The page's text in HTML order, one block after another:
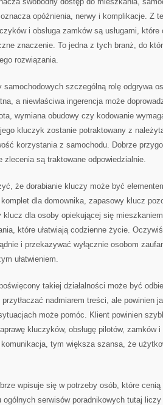
opóźnienia, nerwy i komplikacje. Z
i obsługa zamków są usługami,
znaczenie. To jedna z tych branż, do
rozwiązania.
samochodowych szczególną rolę odgrywa
a niewłaściwa ingerencja może
wymiana obudowy czy kodowanie
kluczyk zostanie potraktowany z
korzystania z samochodu. Dobrze
zlecenia są traktowane odpowiedzialnie.
że dorabianie kluczy może być
dla domownika, zapasowy klucz
klucz dla osoby opiekującej się
które ułatwiają codzienne życie.
i przekazywać wyłącznie osobom
ułatwieniem.
takiej działalności może być
nadmiarem treści, ale powinien
może pomóc. Klient powinien
kluczyków, obsługę pilotów, zamków
tym większa szansa, że
wpisuje się w potrzeby osób, które cenią
ogólnych serwisów poradnikowych tutaj